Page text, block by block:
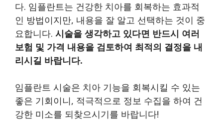
다. 임플란트는 건강한 치아를 회복하는 효과적
인 방법이지만, 내용을 잘 알고 선택하는 것이 중
요합니다. 시술을 생각하고 있다면 반드시 여러
보험 및 가격 내용을 검토하여 최적의 결정을 내
리시길 바랍니다.
임플란트 시술은 치아 기능을 회복시킬 수 있는
좋은 기회이니, 적극적으로 정보 수집을 하여 건
강한 미소를 되찾으시기를 바랍니다!